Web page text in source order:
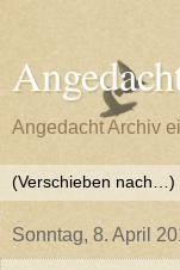
Angedacht Archiv
Sonntag, 8. April